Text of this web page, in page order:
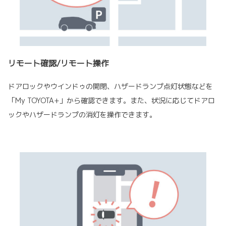
リモート確認/リモート操作
ドアロックやウインドゥの開閉、ハザードランプ点灯状態などを
「My TOYOTA+」から確認できます。また、状況に応じてドアロ
ックやハザードランプの消灯を操作できます。